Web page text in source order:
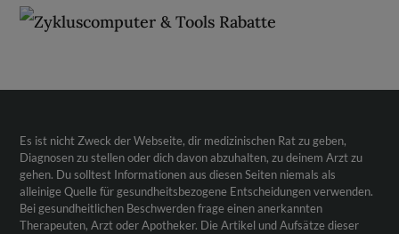
Es ist nicht Zweck der Webseite, dir medizinischen Rat zu geben,
Diagnosen zu stellen oder dich davon abzuhalten, zu deinem Arzt zu
gehen. Du solltest Informationen aus diesen Seiten niemals als
alleinige Quelle für gesundheitsbezogene Entscheidungen verwenden.
Bei gesundheitlichen Beschwerden frage einen anerkannten
Therapeuten, Arzt oder Apotheker. Die Artikel und Aufsätze dieser